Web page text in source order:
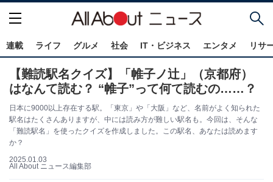
連載 ライフ グルメ 社会 IT・ビジネス エンタメ リサ
【難読駅名クイズ】「帷子ノ辻」（京都府）
はなんて読む？ “帷子”って何て読むの……？
日本に9000以上存在する駅。「東京」や「大阪」など、名前がよく知られた
駅名はたくさんありますが、中には読み方が難しい駅名も。今回は、そんな
「難読駅名」を使ったクイズを作成しました。この駅名、あなたは読めます
か？
2025.01.03
All About ニュース編集部